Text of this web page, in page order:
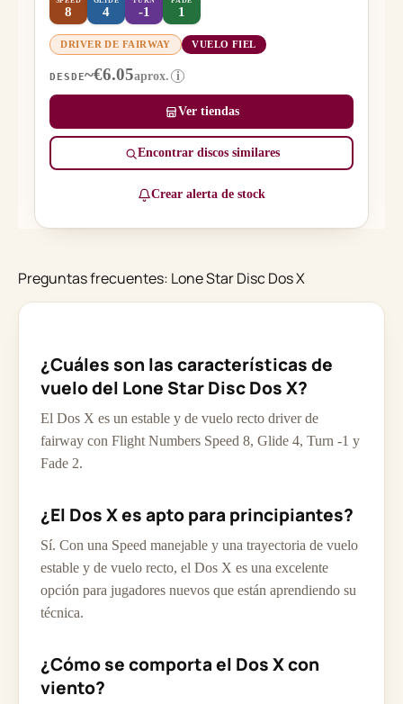
8 4 -1 1
DRIVER DE FAIRWAY VUELO FIEL
DESDE~€6.05aprox. i
Ver tiendas
Encontrar discos similares
Crear alerta de stock
Preguntas frecuentes: Lone Star Disc Dos X
¿Cuáles son las características de
vuelo del Lone Star Disc Dos X?
El Dos X es un estable y de vuelo recto driver de
fairway con Flight Numbers Speed 8, Glide 4, Turn -1 y
Fade 2.
¿El Dos X es apto para principiantes?
Sí. Con una Speed manejable y una trayectoria de vuelo
estable y de vuelo recto, el Dos X es una excelente
opción para jugadores nuevos que están aprendiendo su
técnica.
¿Cómo se comporta el Dos X con
viento?